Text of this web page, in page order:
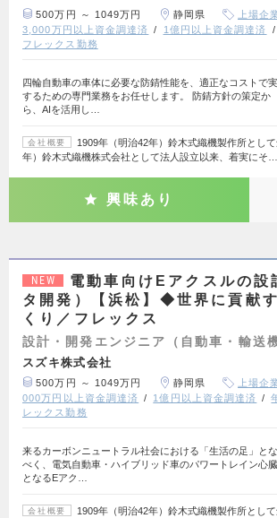
500万円 ～ 1049万円 静岡県 上場企
3,000万円以上資金調達済
1億円以上資金調達済
フレックス勤務
四輪自動車の車体に必要な防錆性能を、適正なコストで
するための専門業務をお任せします。 防錆方針の策定か
ら、AIを活用し…
会社概要
1909年（明治42年）鈴木式織機製作所とし
年）鈴木式織機株式会社として法人設立以来、着実にそ…
興味あり
NEW
電動車向けEアクスルの設
タ開発）【浜松】◆世界に貢献
くり／フレックス
設計・開発エンジニア（自動車・輸送
スズキ株式会社
500万円 ～ 1049万円 静岡県 上場企
000万円以上資金調達済
1億円以上資金調達済
レックス勤務
来るカーボンニュートラル社会における「生活の足」と
べく、電気自動車・ハイブリッド車のパワートレイン心
となるEアク…
会社概要
1909年（明治42年）鈴木式織機製作所とし